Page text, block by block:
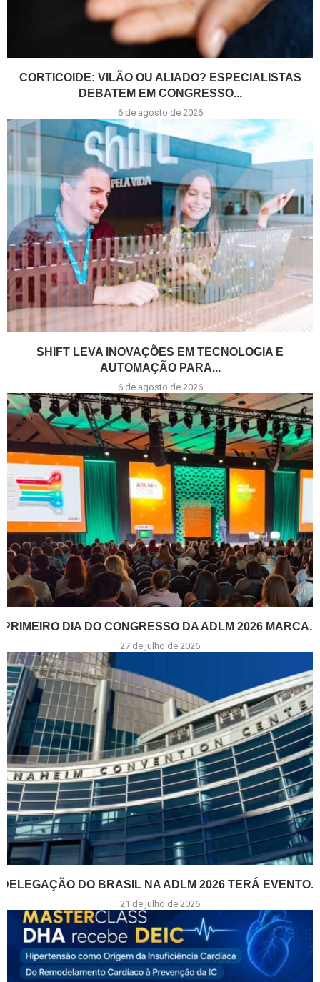
CORTICOIDE: VILÃO OU ALIADO? ESPECIALISTAS
DEBATEM EM CONGRESSO...
6 de agosto de 2026
SHIFT LEVA INOVAÇÕES EM TECNOLOGIA E
AUTOMAÇÃO PARA...
6 de agosto de 2026
PRIMEIRO DIA DO CONGRESSO DA ADLM 2026 MARCA...
27 de julho de 2026
DELEGAÇÃO DO BRASIL NA ADLM 2026 TERÁ EVENTO...
21 de julho de 2026